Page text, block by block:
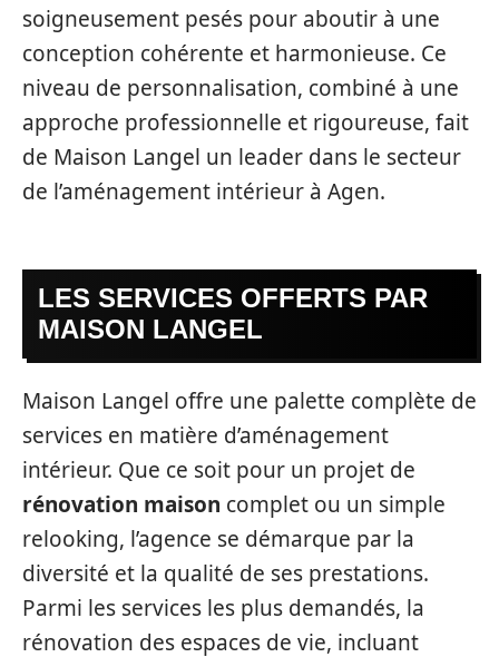
soigneusement pesés pour aboutir à une
conception cohérente et harmonieuse. Ce
niveau de personnalisation, combiné à une
approche professionnelle et rigoureuse, fait
de Maison Langel un leader dans le secteur
de l’aménagement intérieur à Agen.
LES SERVICES OFFERTS PAR
MAISON LANGEL
Maison Langel offre une palette complète de
services en matière d’aménagement
intérieur. Que ce soit pour un projet de
rénovation maison complet ou un simple
relooking, l’agence se démarque par la
diversité et la qualité de ses prestations.
Parmi les services les plus demandés, la
rénovation des espaces de vie, incluant